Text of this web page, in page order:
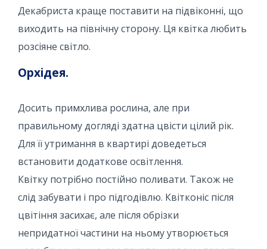
Декабриста краще поставити на підвіконні, що
виходить на північну сторону. Ця квітка любить
розсіяне світло.
Орхідея.
Досить примхлива рослина, але при
правильному догляді здатна цвісти цілий рік.
Для її утримання в квартирі доведеться
встановити додаткове освітлення.
Квітку потрібно постійно поливати. Також не
слід забувати і про підгодівлю. Квітконіс після
цвітіння засихає, але після обрізки
непридатної частини на ньому утворюється